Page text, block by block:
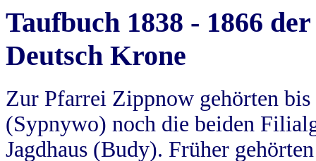
Taufbuch 1838 - 1866
Deutsch Krone
Zur Pfarrei Zippnow gehörten
(Sypnywo) noch die beiden
Jagdhaus (Budy). Früher